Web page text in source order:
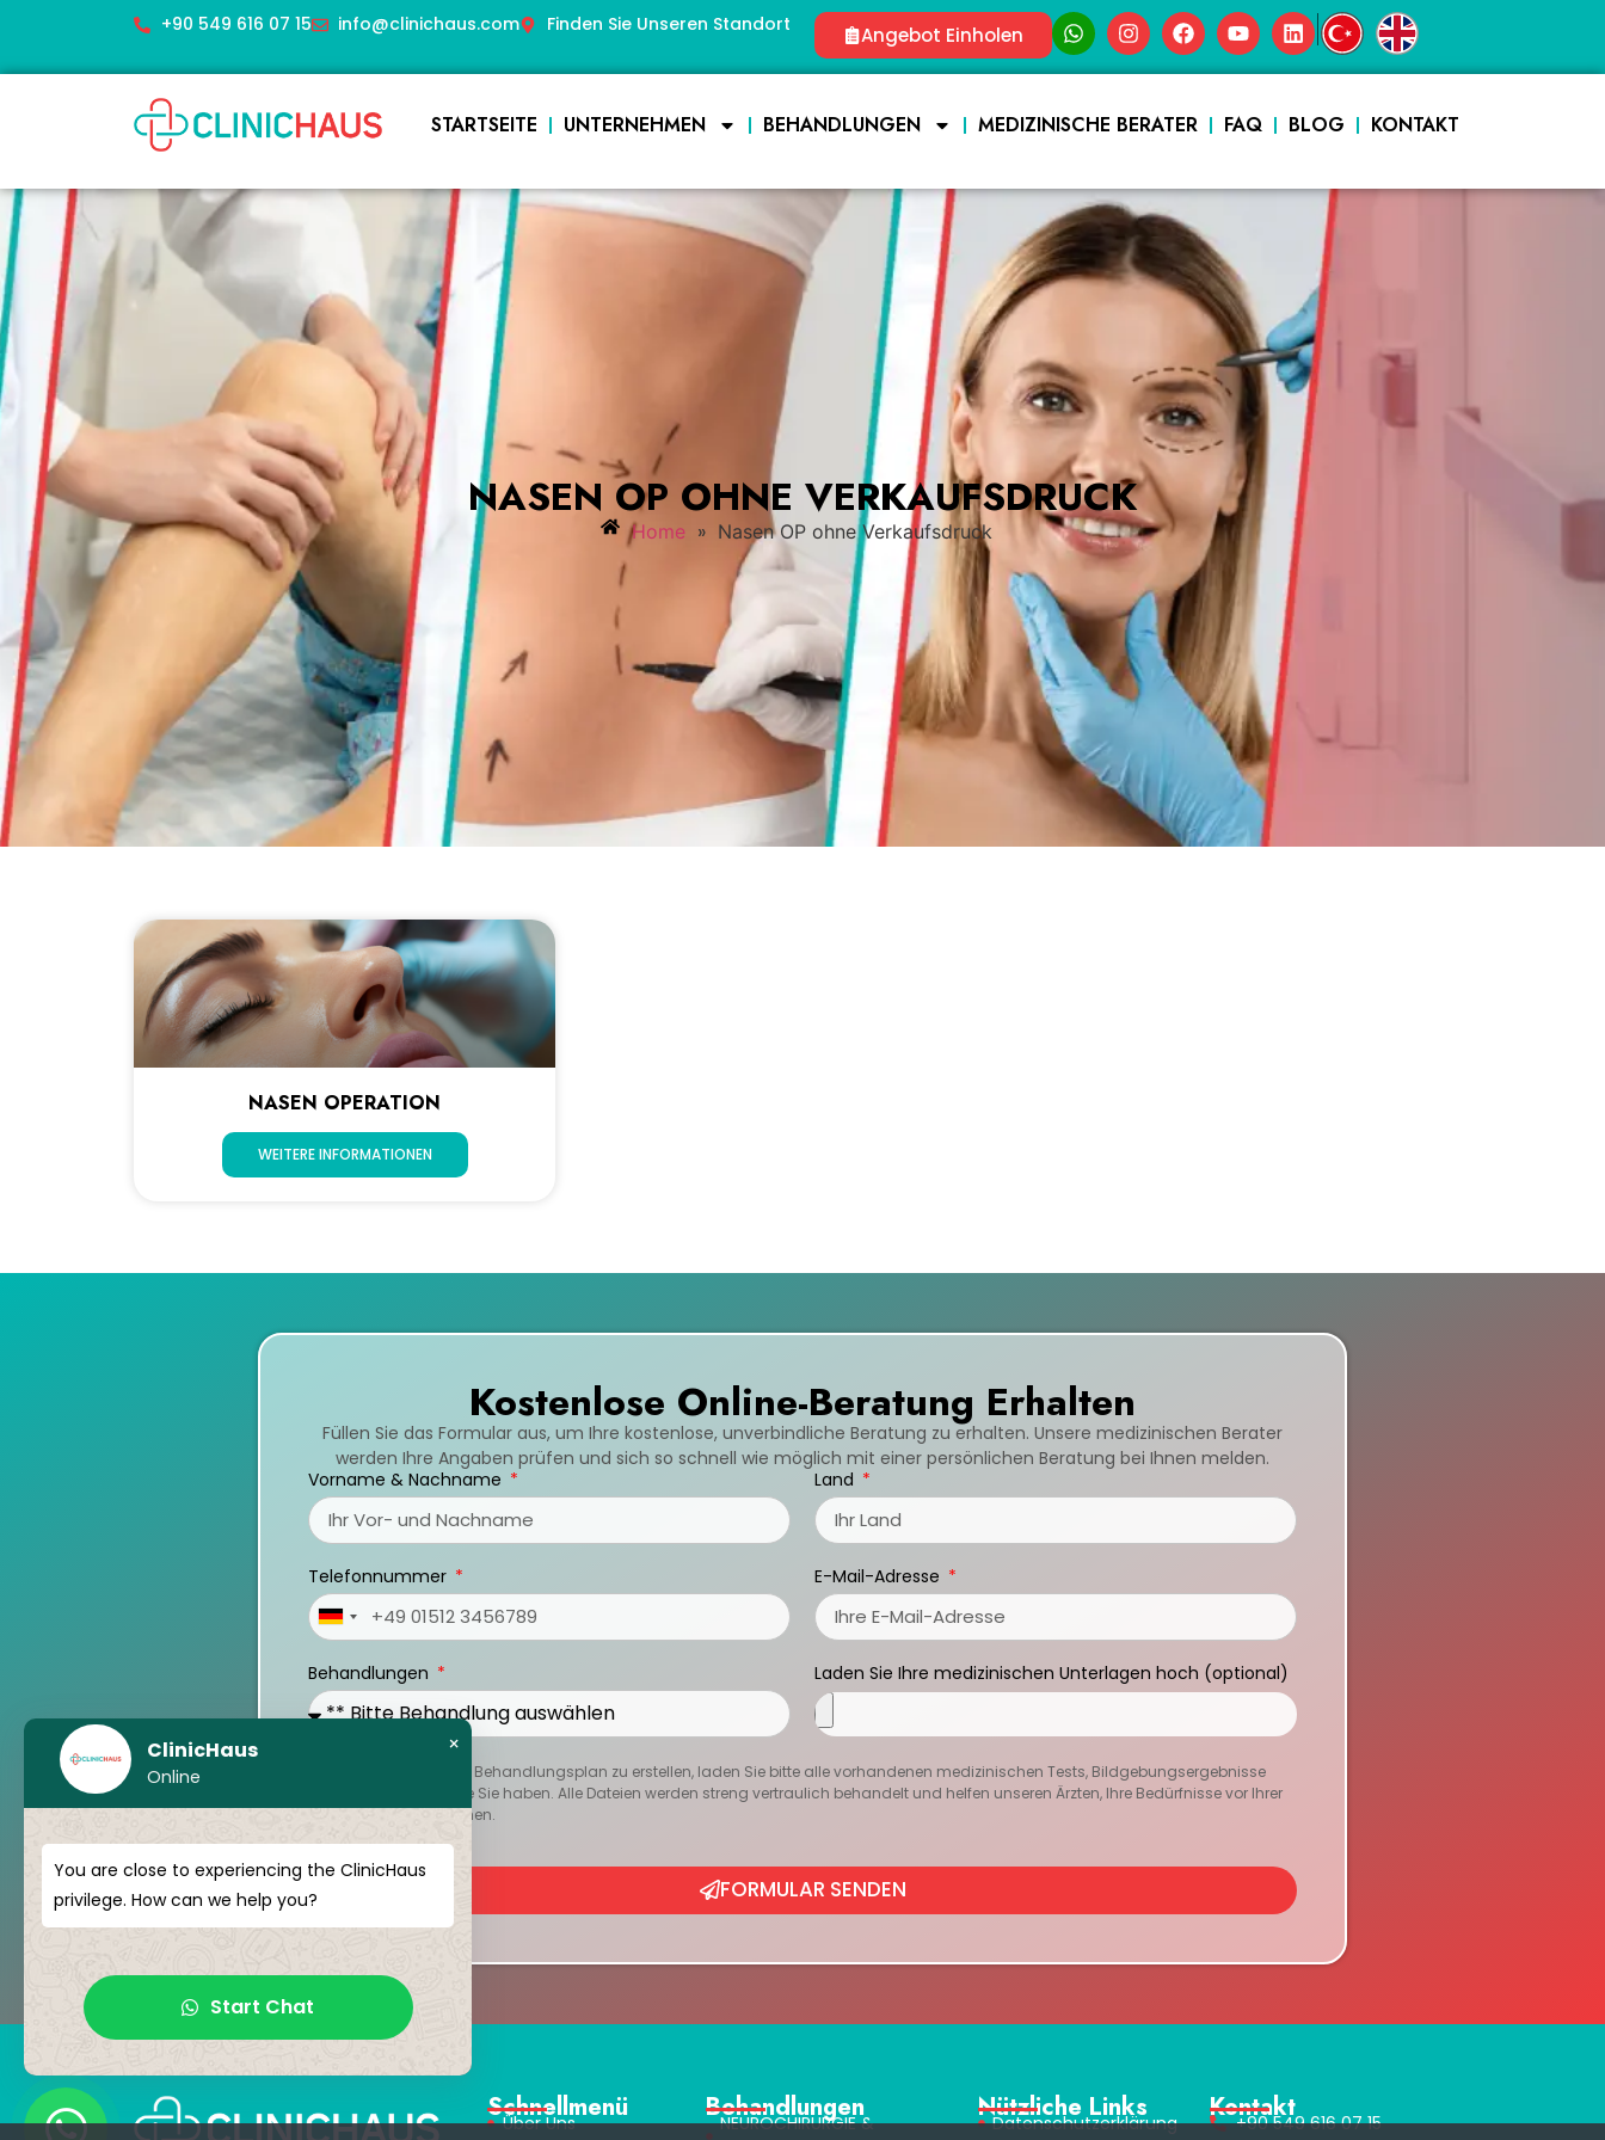
+90 549 616 07 15 info@clinichaus.com Finden Sie Unseren Standort Angebot Einholen |
STARTSEITE UNTERNEHMEN BEHANDLUNGEN MEDIZINISCHE BERATER FAQ BLOG KONTAKT
NASEN OP OHNE VERKAUFSDRUCK
Home » Nasen OP ohne Verkaufsdruck
NASEN OPERATION
WEITERE INFORMATIONEN
Kostenlose Online-Beratung Erhalten
Füllen Sie das Formular aus, um Ihre kostenlose, unverbindliche Beratung zu erhalten. Unsere medizinischen Berater
werden Ihre Angaben prüfen und sich so schnell wie möglich mit einer persönlichen Beratung bei Ihnen melden.
Vorname & Nachname
Land
Telefonnummer
Germany
E-Mail-Adresse
Behandlungen Laden Sie Ihre medizinischen Unterlagen hoch (optional)
Um Ihren persönlichen Behandlungsplan zu erstellen, laden Sie bitte alle vorhandenen medizinischen Tests, Bildgebungsergebnisse
oder Berichte hoch, die Sie haben. Alle Dateien werden streng vertraulich behandelt und helfen unseren Ärzten, Ihre Bedürfnisse vor Ihrer
Reise besser zu verstehen.
FORMULAR SENDEN
Schnellmenü
Über Uns Behandlungen
NEUROCHIRURGIE &
Nützliche Links
Datenschutzerklärung Kontakt
+90 549 616 07 15
ClinicHaus
Online
×
You are close to experiencing the ClinicHaus
privilege. How can we help you?
Start Chat